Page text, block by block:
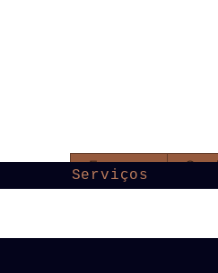
Serviços
Empresa